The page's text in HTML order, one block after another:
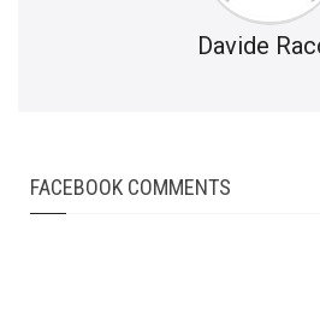
Davide
FACEBOOK COMMENTS